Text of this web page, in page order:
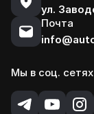
ул.
Почта
Мы в соц. сетях